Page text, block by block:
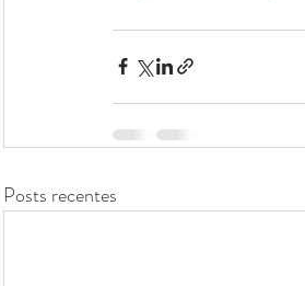
Posts recentes